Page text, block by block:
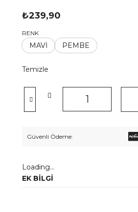
₺239,90
RENK
MAVİ PEMBE
Temizle
Güvenli Ödeme:
Loading...
EK BILGI